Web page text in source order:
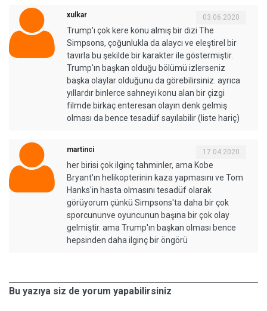
xulkar 03.06.2020
Trump'ı çok kere konu almış bir dizi The
Simpsons, çoğunlukla da alaycı ve eleştirel bir
tavırla bu şekilde bir karakter ile göstermiştir.
Trump'ın başkan olduğu bölümü izlerseniz
başka olaylar olduğunu da görebilirsiniz. ayrıca
yıllardır binlerce sahneyi konu alan bir çizgi
filmde birkaç enteresan olayın denk gelmiş
olması da bence tesadüf sayılabilir (liste hariç)
martinci 17.04.2020
her birisi çok ilginç tahminler, ama Kobe
Bryant'ın helikopterinin kaza yapmasını ve Tom
Hanks'in hasta olmasını tesadüf olarak
görüyorum çünkü Simpsons'ta daha bir çok
sporcununve oyuncunun başına bir çok olay
gelmiştir. ama Trump'ın başkan olması bence
hepsinden daha ilginç bir öngörü
Bu yazıya siz de yorum yapabilirsiniz